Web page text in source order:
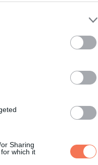
Sharing
which it
tartott össze. A
alatt drogozott,